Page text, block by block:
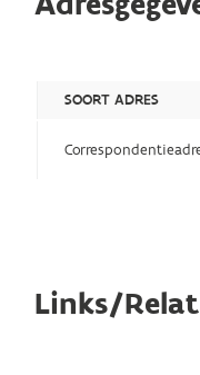
SOORT ADRES
Links/